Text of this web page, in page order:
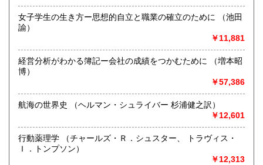
女子学生の生き方ー思想的自立と職業の確立のために （池田
諭）
￥11,881
経営分析がわかる簿記ー会社の成績をつかむために （増本昭
博）
￥57,386
航海の世界史 （ヘルマン・シュライバー 杉浦健之訳）
￥12,601
行動薬理学 （チャールズ・Ｒ．シュスター、 トラヴィス・
Ｉ．トンプソン）
￥12,313